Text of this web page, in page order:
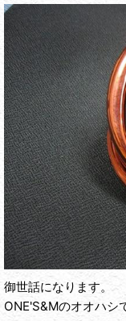
御世話になります。
ONE'S&Mのオオハシ